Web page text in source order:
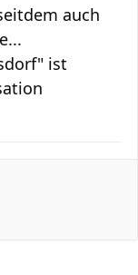
auch
ist